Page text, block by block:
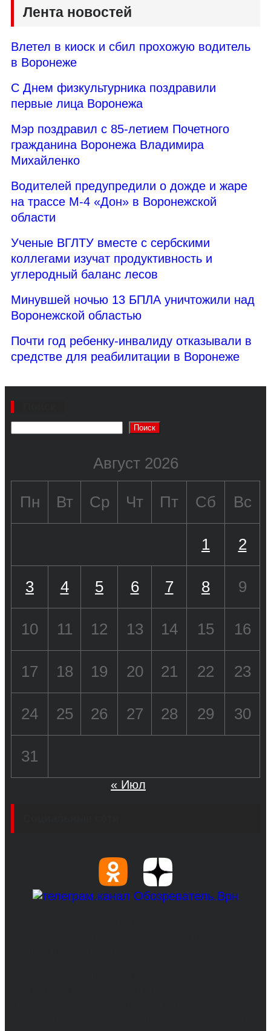
Лента новостей
Влетел в киоск и сбил прохожую водитель
в Воронеже
С Днем физкультурника поздравили
первые лица Воронежа
Мэр поздравил с 85-летием Почетного
гражданина Воронежа Владимира
Михайленко
Водителей предупредили о дожде и жаре
на трассе М-4 «Дон» в Воронежской
области
Ученые ВГЛТУ вместе с сербскими
коллегами изучат продуктивность и
углеродный баланс лесов
Минувшей ночью 13 БПЛА уничтожили над
Воронежской областью
Почти год ребенку-инвалиду отказывали в
средстве для реабилитации в Воронеже
Поиск
Август 2026
Пн Вт Ср Чт Пт Сб Вс
1 2
3 4 5 6 7 8 9
10 11 12 13 14 15 16
17 18 19 20 21 22 23
24 25 26 27 28 29 30
31
« Июл